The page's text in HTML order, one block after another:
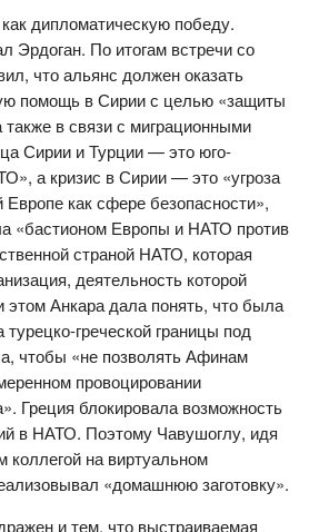
дипломатическую победу.
По итогам встречи со
что альянс должен оказать
помощь в Сирии с целью «защиты
в связи с миграционными
Сирии и Турции — это юго-
а кризис в Сирии — это «угроза
как сфере безопасности»,
«бастионом Европы и НАТО против
страной НАТО, которая
деятельность которой
Анкара дала понять, что была
греческой границы под
чтобы «не позволять Афинам
провоцировании
Греция блокировала возможность
в НАТО. Поэтому Чавушоглу, идя
коллегой на виртуальном
«домашнюю заготовку».
и тем, что выстраиваемая